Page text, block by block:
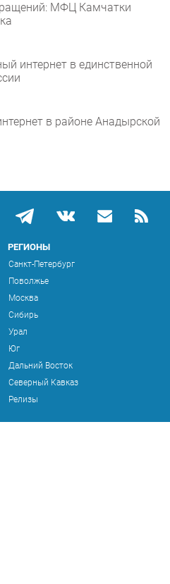
МФЦ Камчатки
интернет в единственной
в районе Анадырской
РЕГИОНЫ
Санкт-Петербург
Поволжье
Москва
Сибирь
Урал
Юг
Дальний Восток
Северный Кавказ
Релизы